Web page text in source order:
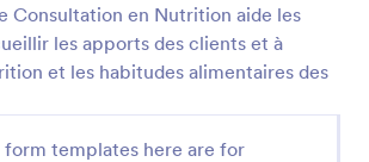
Consultation en Nutrition aide les
les apports des clients et à
et les habitudes alimentaires des
form templates here are for
Prévisualiser